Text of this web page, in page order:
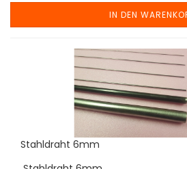
IN DEN
Stahldraht 6mm